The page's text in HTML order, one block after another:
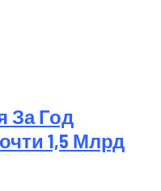
За Год
1,5 Млрд